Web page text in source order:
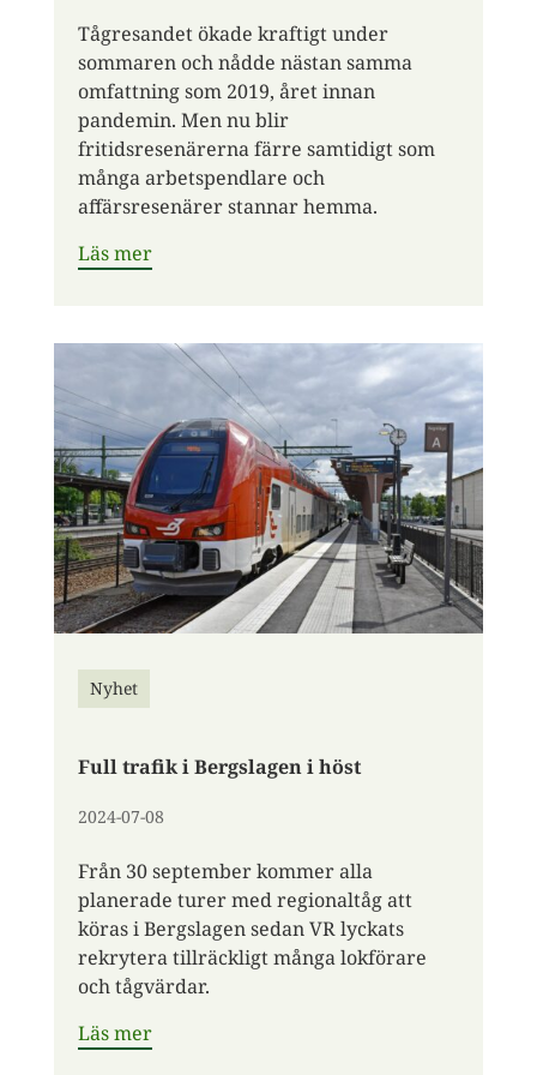
Tågresandet ökade kraftigt under
sommaren och nådde nästan samma
omfattning som 2019, året innan
pandemin. Men nu blir
fritidsresenärerna färre samtidigt som
många arbetspendlare och
affärsresenärer stannar hemma.
Läs mer
Nyhet
Full trafik i Bergslagen i höst
2024-07-08
Från 30 september kommer alla
planerade turer med regionaltåg att
köras i Bergslagen sedan VR lyckats
rekrytera tillräckligt många lokförare
och tågvärdar.
Läs mer